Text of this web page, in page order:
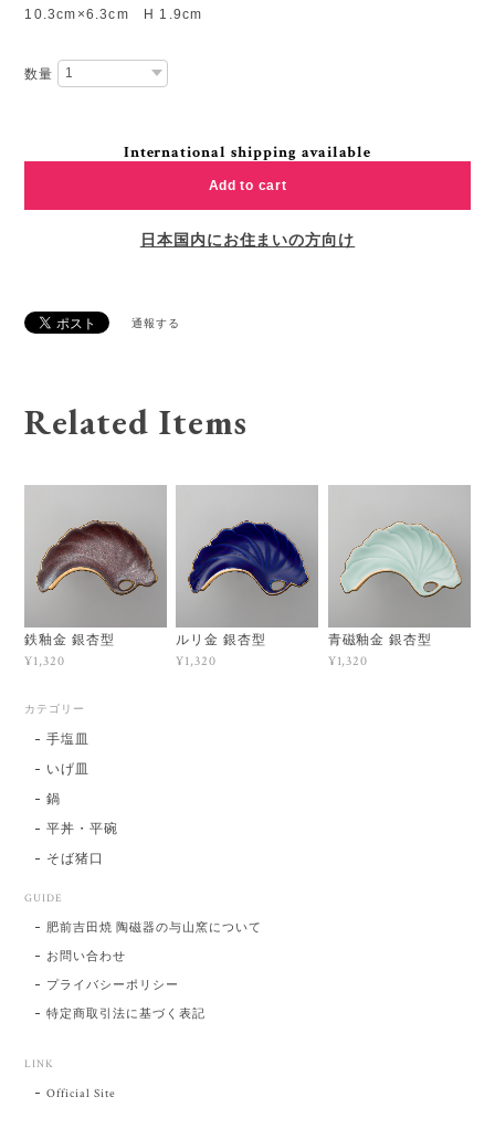
10.3cm×6.3cm H 1.9cm
数量
International shipping available
Add to cart
日本国内にお住まいの方向け
通報する
Related Items
鉄釉金 銀杏型
¥1,320
ルリ金 銀杏型
¥1,320
青磁釉金 銀杏型
¥1,320
カテゴリー
手塩皿
いげ皿
鍋
平丼・平碗
そば猪口
GUIDE
肥前吉田焼 陶磁器の与山窯について
お問い合わせ
プライバシーポリシー
特定商取引法に基づく表記
LINK
Official Site